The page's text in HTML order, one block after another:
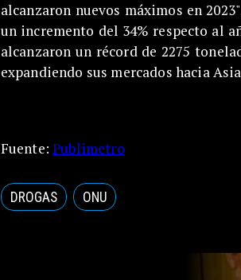
alcanzaron nuevos máximos en
un incremento del 34% respecto al
alcanzaron un récord de 2275
expandiendo sus mercados hacia
Fuente:Publimetro
DROGAS ONU